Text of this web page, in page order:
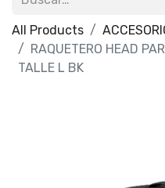
All Products
RAQUETERO HEAD
TALLE L BK